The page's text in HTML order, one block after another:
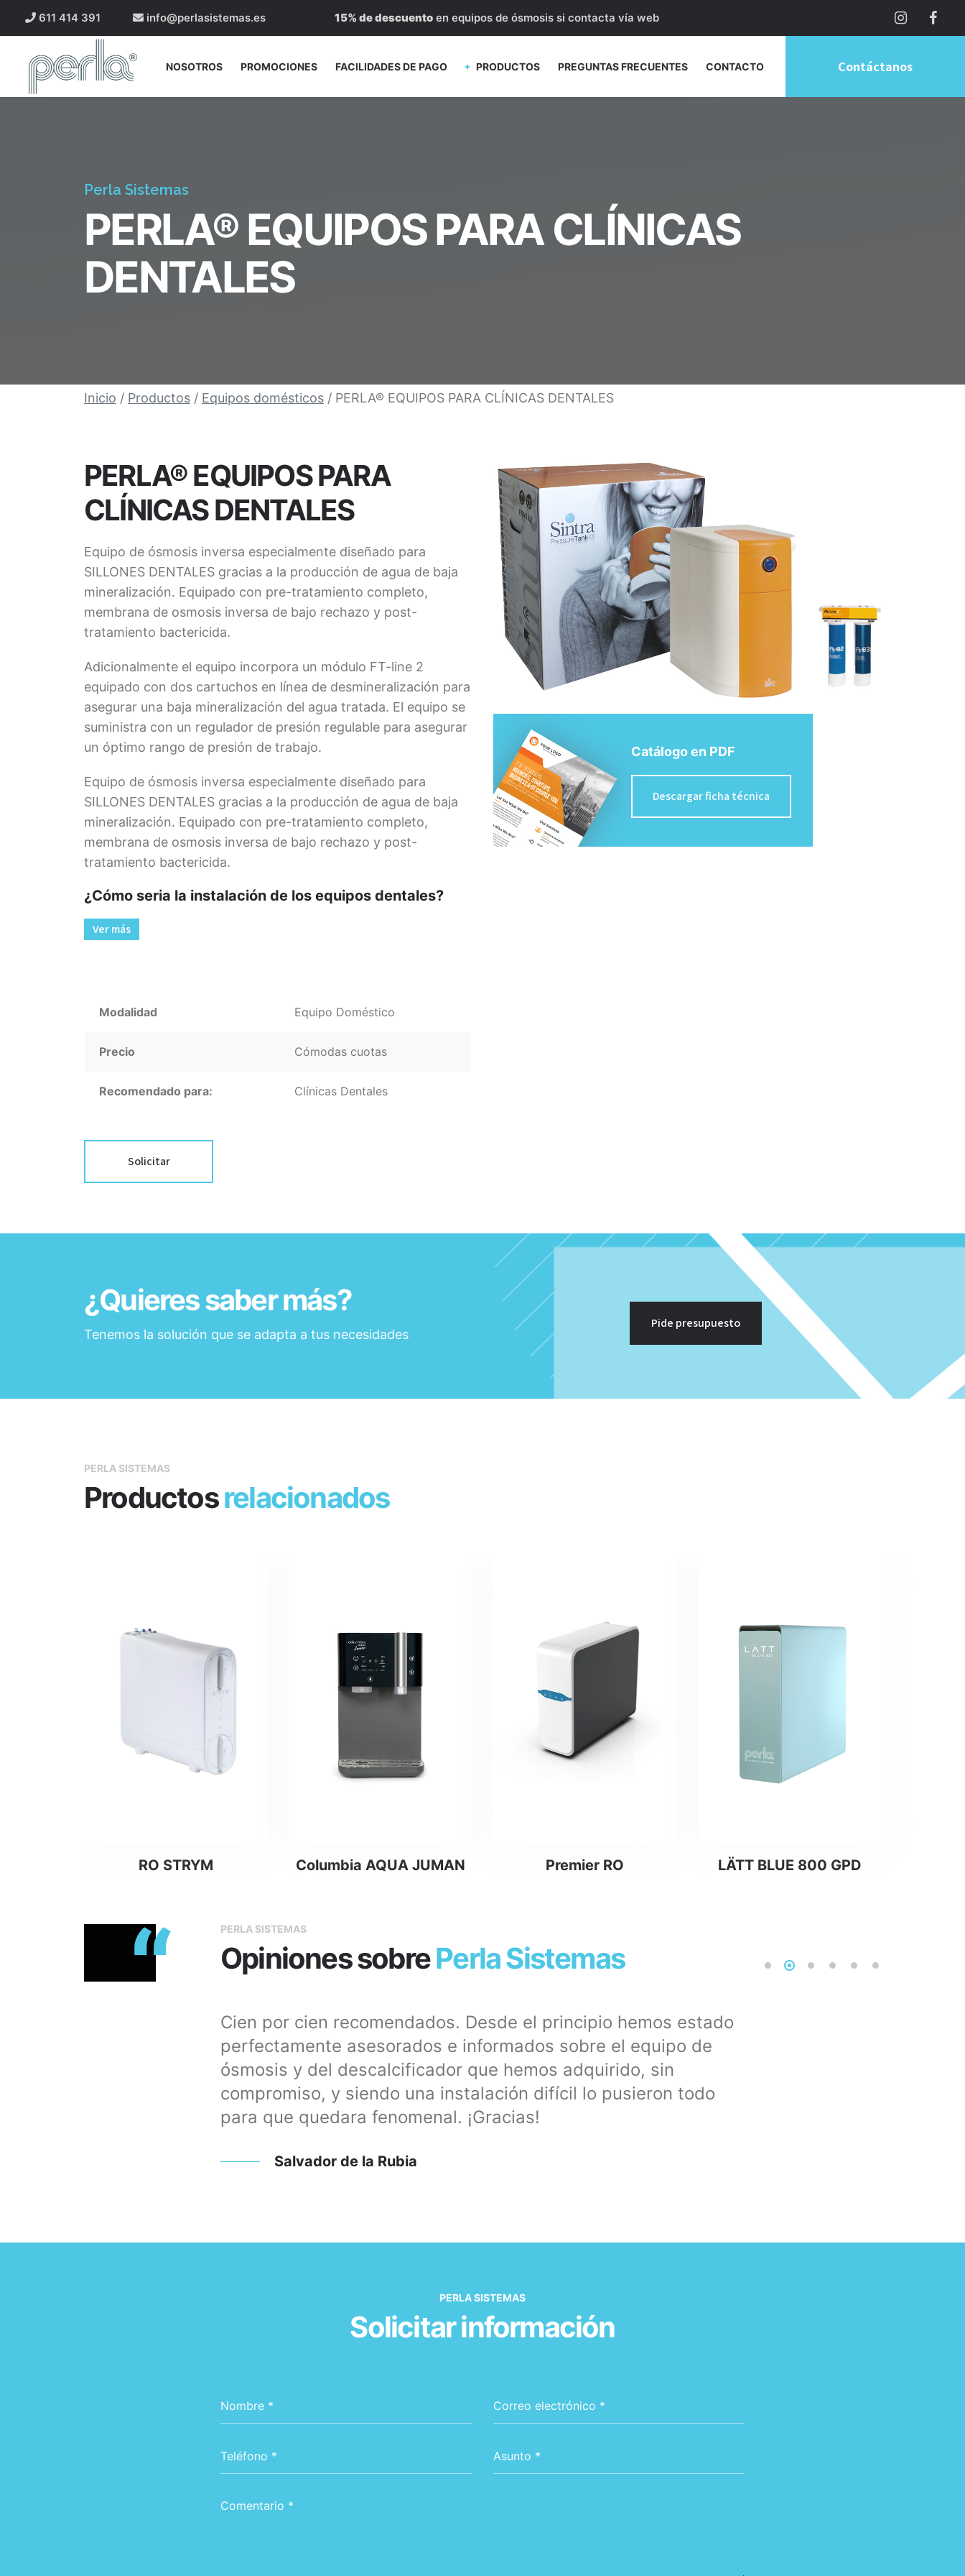
611 414 391 info@perlasistemas.es 15% de descuento en equipos de ósmosis si contacta vía web
NOSOTROS PROMOCIONES FACILIDADES DE PAGO PRODUCTOS PREGUNTAS FRECUENTES CONTACTO Contáctanos
Perla Sistemas
PERLA® EQUIPOS PARA CLÍNICAS
DENTALES
Inicio / Productos / Equipos domésticos / PERLA® EQUIPOS PARA CLÍNICAS DENTALES
PERLA® EQUIPOS PARA
CLÍNICAS DENTALES
Equipo de ósmosis inversa especialmente diseñado para
SILLONES DENTALES gracias a la producción de agua de baja
mineralización. Equipado con pre-tratamiento completo,
membrana de osmosis inversa de bajo rechazo y post-
tratamiento bactericida.
Adicionalmente el equipo incorpora un módulo FT-line 2
equipado con dos cartuchos en línea de desmineralización para
asegurar una baja mineralización del agua tratada. El equipo se
suministra con un regulador de presión regulable para asegurar
un óptimo rango de presión de trabajo.
Equipo de ósmosis inversa especialmente diseñado para
SILLONES DENTALES gracias a la producción de agua de baja
mineralización. Equipado con pre-tratamiento completo,
membrana de osmosis inversa de bajo rechazo y post-
tratamiento bactericida.
¿Cómo seria la instalación de los equipos dentales?
Ver más
Modalidad Equipo Doméstico
Precio Cómodas cuotas
Recomendado para: Clínicas Dentales
Solicitar
Catálogo en PDF
Descargar ficha técnica
¿Quieres saber más?
Tenemos la solución que se adapta a tus necesidades
Pide presupuesto
PERLA SISTEMAS
Productosrelacionados
Leer más
RO STRYM Leer más
Columbia AQUA JUMAN Leer más
Premier RO Leer más
LÄTT BLUE 800 GPD
“ PERLA SISTEMAS
Opiniones sobrePerla Sistemas
Cien por cien recomendados. Desde el principio hemos estado
perfectamente asesorados e informados sobre el equipo de
ósmosis y del descalcificador que hemos adquirido, sin
compromiso, y siendo una instalación difícil lo pusieron todo
para que quedara fenomenal. ¡Gracias!
Salvador de la Rubia
PERLA SISTEMAS
Solicitar información